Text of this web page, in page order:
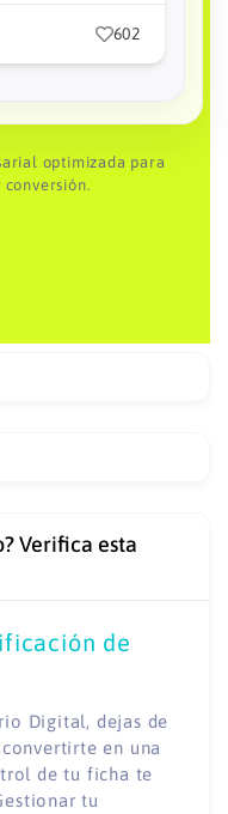
725
optimizada para
Verifica esta
de
Digital, dejas de
en una
de tu ficha te
tu